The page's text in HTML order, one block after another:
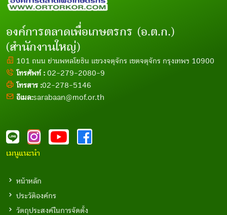
องค์การตลาดเพื่อเกษตรกร (อ.ต.ก.)
(สำนักงานใหญ่)
101 ถนน ย่านพหลโยธิน แขวงจตุจักร เขตจตุจักร กรุงเทพฯ 10900
โทรศัพท์ : 02-279-2080-9
โทรสาร :02-278-5146
อีเมล:sarabaan@mof.or.th
เมนูแนะนำ
หน้าหลัก
ประวัติองค์กร
วัตถุประสงค์ในการจัดตั้ง